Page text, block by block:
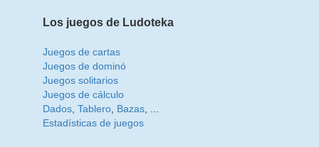
Los juegos de Ludoteka
Juegos de cartas
Juegos de dominó
Juegos solitarios
Juegos de cálculo
Dados Tablero Bazas
Estadísticas de juegos